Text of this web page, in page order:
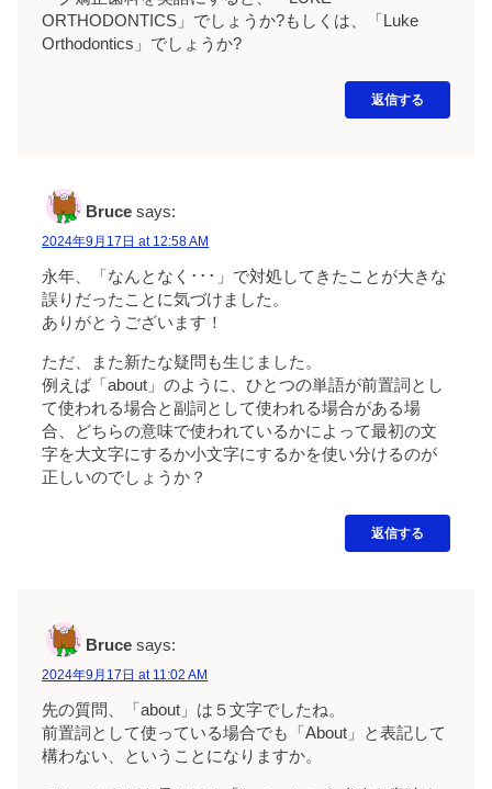
ORTHODONTICS」でしょうか?もしくは、「Luke
Orthodontics」でしょうか?
返信する
Bruce says:
2024年9月17日 at 12:58 AM
永年、「なんとなく･･･」で対処してきたことが大きな
誤りだったことに気づけました。
ありがとうございます！
ただ、また新たな疑問も生じました。
例えば「about」のように、ひとつの単語が前置詞とし
て使われる場合と副詞として使われる場合がある場
合、どちらの意味で使われているかによって最初の文
字を大文字にするか小文字にするかを使い分けるのが
正しいのでしょうか？
返信する
Bruce says:
2024年9月17日 at 11:02 AM
先の質問、「about」は５文字でしたね。
前置詞として使っている場合でも「About」と表記して
構わない、ということになりますか。